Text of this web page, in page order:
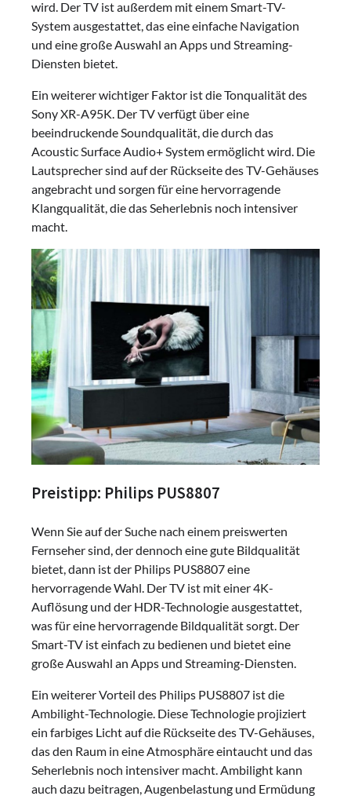
wird. Der TV ist außerdem mit einem Smart-TV-
System ausgestattet, das eine einfache Navigation
und eine große Auswahl an Apps und Streaming-
Diensten bietet.
Ein weiterer wichtiger Faktor ist die Tonqualität des
Sony XR-A95K. Der TV verfügt über eine
beeindruckende Soundqualität, die durch das
Acoustic Surface Audio+ System ermöglicht wird. Die
Lautsprecher sind auf der Rückseite des TV-Gehäuses
angebracht und sorgen für eine hervorragende
Klangqualität, die das Seherlebnis noch intensiver
macht.
Preistipp: Philips PUS8807
Wenn Sie auf der Suche nach einem preiswerten
Fernseher sind, der dennoch eine gute Bildqualität
bietet, dann ist der Philips PUS8807 eine
hervorragende Wahl. Der TV ist mit einer 4K-
Auflösung und der HDR-Technologie ausgestattet,
was für eine hervorragende Bildqualität sorgt. Der
Smart-TV ist einfach zu bedienen und bietet eine
große Auswahl an Apps und Streaming-Diensten.
Ein weiterer Vorteil des Philips PUS8807 ist die
Ambilight-Technologie. Diese Technologie projiziert
ein farbiges Licht auf die Rückseite des TV-Gehäuses,
das den Raum in eine Atmosphäre eintaucht und das
Seherlebnis noch intensiver macht. Ambilight kann
auch dazu beitragen, Augenbelastung und Ermüdung